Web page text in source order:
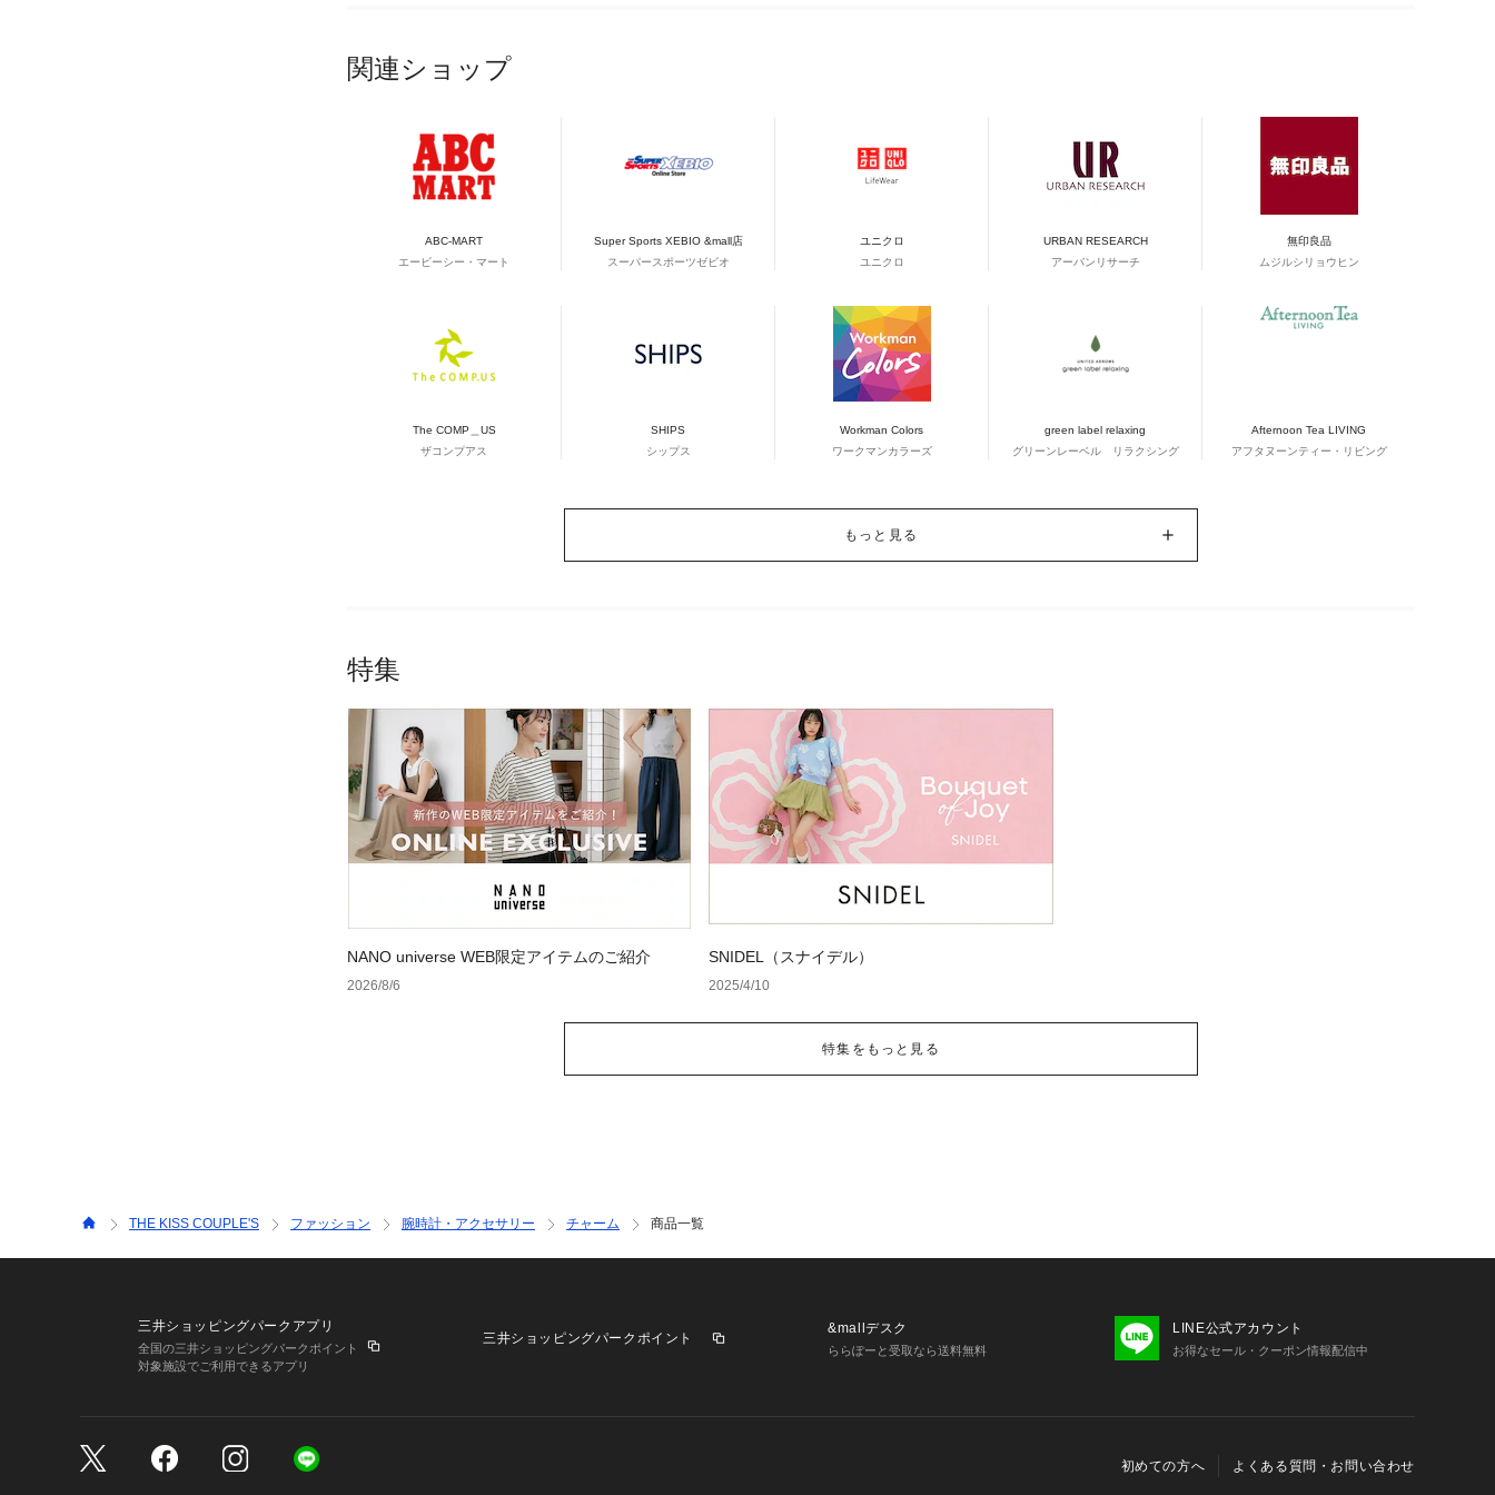
関連ショップ
ABC-MART
エービーシー・マート
Super Sports XEBIO &mall店
スーパースポーツゼビオ
ユニクロ
ユニクロ
URBAN RESEARCH
アーバンリサーチ
無印良品
ムジルシリョウヒン
The COMP＿US
ザコンプアス
SHIPS
シップス
Workman Colors
ワークマンカラーズ
green label relaxing
グリーンレーベル リラクシング
Afternoon Tea LIVING
アフタヌーンティー・リビング
もっと見る
特集
NANO universe WEB限定アイテムのご紹介
2026/8/6
SNIDEL（スナイデル）
2025/4/10
特集をもっと見る
THE KISS COUPLE'S ファッション 腕時計・アクセサリー チャーム 商品一覧
三井ショッピングパークアプリ
全国の三井ショッピングパークポイント
対象施設でご利用できるアプリ
三井ショッピングパークポイント
&mallデスク
ららぽーと受取なら送料無料
LINE公式アカウント
お得なセール・クーポン情報配信中
初めての方へ よくある質問・お問い合わせ